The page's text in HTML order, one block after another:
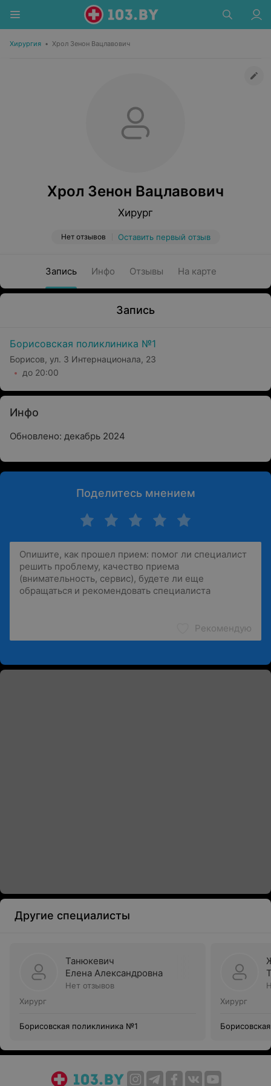
Хирургия • Хрол Зенон Вацлавович
Хрол Зенон Вацлавович
Хирург
Нет отзывов Оставить первый отзыв
Запись Инфо Отзывы На карте
Запись
Борисовская поликлиника №1
Борисов, ул. 3 Интернационала, 23
до 20:00
Инфо
Обновлено: декабрь 2024
Поделитесь мнением
Рекомендую
Другие специалисты
Танюкевич
Елена Александровна
Нет отзывов
Хирург
Борисовская поликлиника №1
Хирург